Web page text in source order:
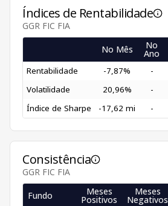
Índices de Rentabilidade
GGR FIC FIA
No Mês No
Ano
Rentabilidade -7,87% -
Volatilidade
20,96% -
Índice de Sharpe
-17,62 mi -
Consistência
GGR FIC FIA
Fundo Meses
Positivos
Meses
Negativos